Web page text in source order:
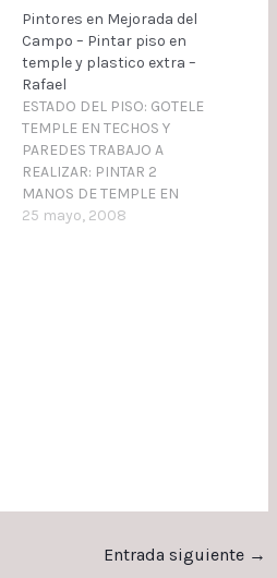
Pintores en Mejorada del
Campo – Pintar piso en
temple y plastico extra –
Rafael
ESTADO DEL PISO: GOTELE
TEMPLE EN TECHOS Y
PAREDES TRABAJO A
REALIZAR: PINTAR 2
MANOS DE TEMPLE EN
TECHOS Y PAREDES 2
25 mayo, 2008
Entrada siguiente →